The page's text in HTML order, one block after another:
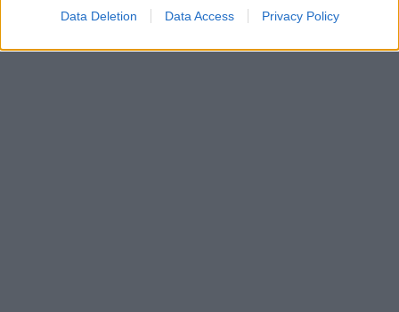
Data Deletion Data Access Privacy Policy